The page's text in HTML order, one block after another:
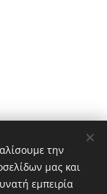
την
μας και
εμπειρία